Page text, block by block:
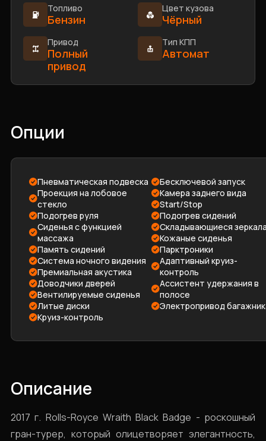
Топливо
Бензин
Цвет кузова
Чёрный
Привод
Полный
привод
Тип КПП
Автомат
Опции
Пневматическая подвеска
Проекция на лобовое
стекло
Подогрев руля
Сиденья с функцией
массажа
Память сидений
Система ночного видения
Премиальная акустика
Доводчики дверей
Вентилируемые сиденья
Литые диски
Круиз-контроль
Бесключевой запуск
Камера заднего вида
Start/Stop
Подогрев сидений
Складывающиеся
Кожаные сиденья
Парктроники
Адаптивный круиз-
контроль
Ассистент удержания в
полосе
Электропривод
Описание
2017 г. Rolls-Royce Wraith Black Badge - роскошный
гран-турер, который олицетворяет элегантность,